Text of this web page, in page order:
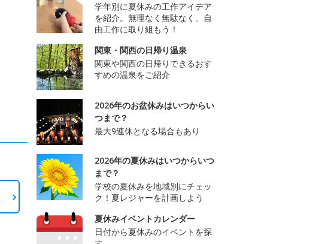
学年別に夏休みの工作アイデア
を紹介。無理なく無駄なく、自
由工作に取り組もう！
関東・関西の日帰り温泉
関東や関西の日帰りできるおす
すめの温泉をご紹介
2026年のお盆休みはいつからい
つまで？
最大9連休となる場合もあり
2026年の夏休みはいつからいつ
まで？
学校の夏休みを地域別にチェッ
ク！夏レジャーを計画しよう
夏休みイベントカレンダー
日付から夏休みのイベントを探